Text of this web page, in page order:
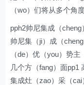
（wo）们将从多个角
pph2帅尼集成（
帅尼集（ji）成（
（de）优（you）势
几个方（fang）面pp1
集成灶（zao）采（cai